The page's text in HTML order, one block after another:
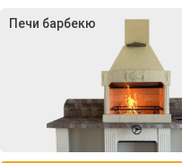
Печи барбекю